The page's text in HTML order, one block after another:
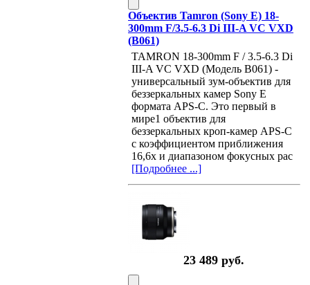
Объектив Tamron (Sony E) 18-
300mm F/3.5-6.3 Di III-A VC VXD
(B061)
TAMRON 18-300mm F / 3.5-6.3 Di
III-A VC VXD (Модель B061) -
универсальный зум-объектив для
беззеркальных камер Sony E
формата APS-C. Это первый в
мире1 объектив для
беззеркальных кроп-камер APS-C
с коэффициентом приближения
16,6x и диапазоном фокусных рас
[Подробнее ...]
23 489 руб.